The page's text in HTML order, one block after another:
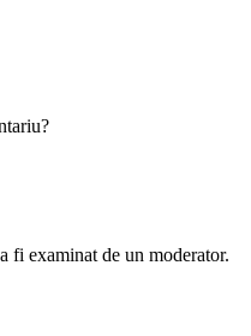
fi examinat de un moderator.